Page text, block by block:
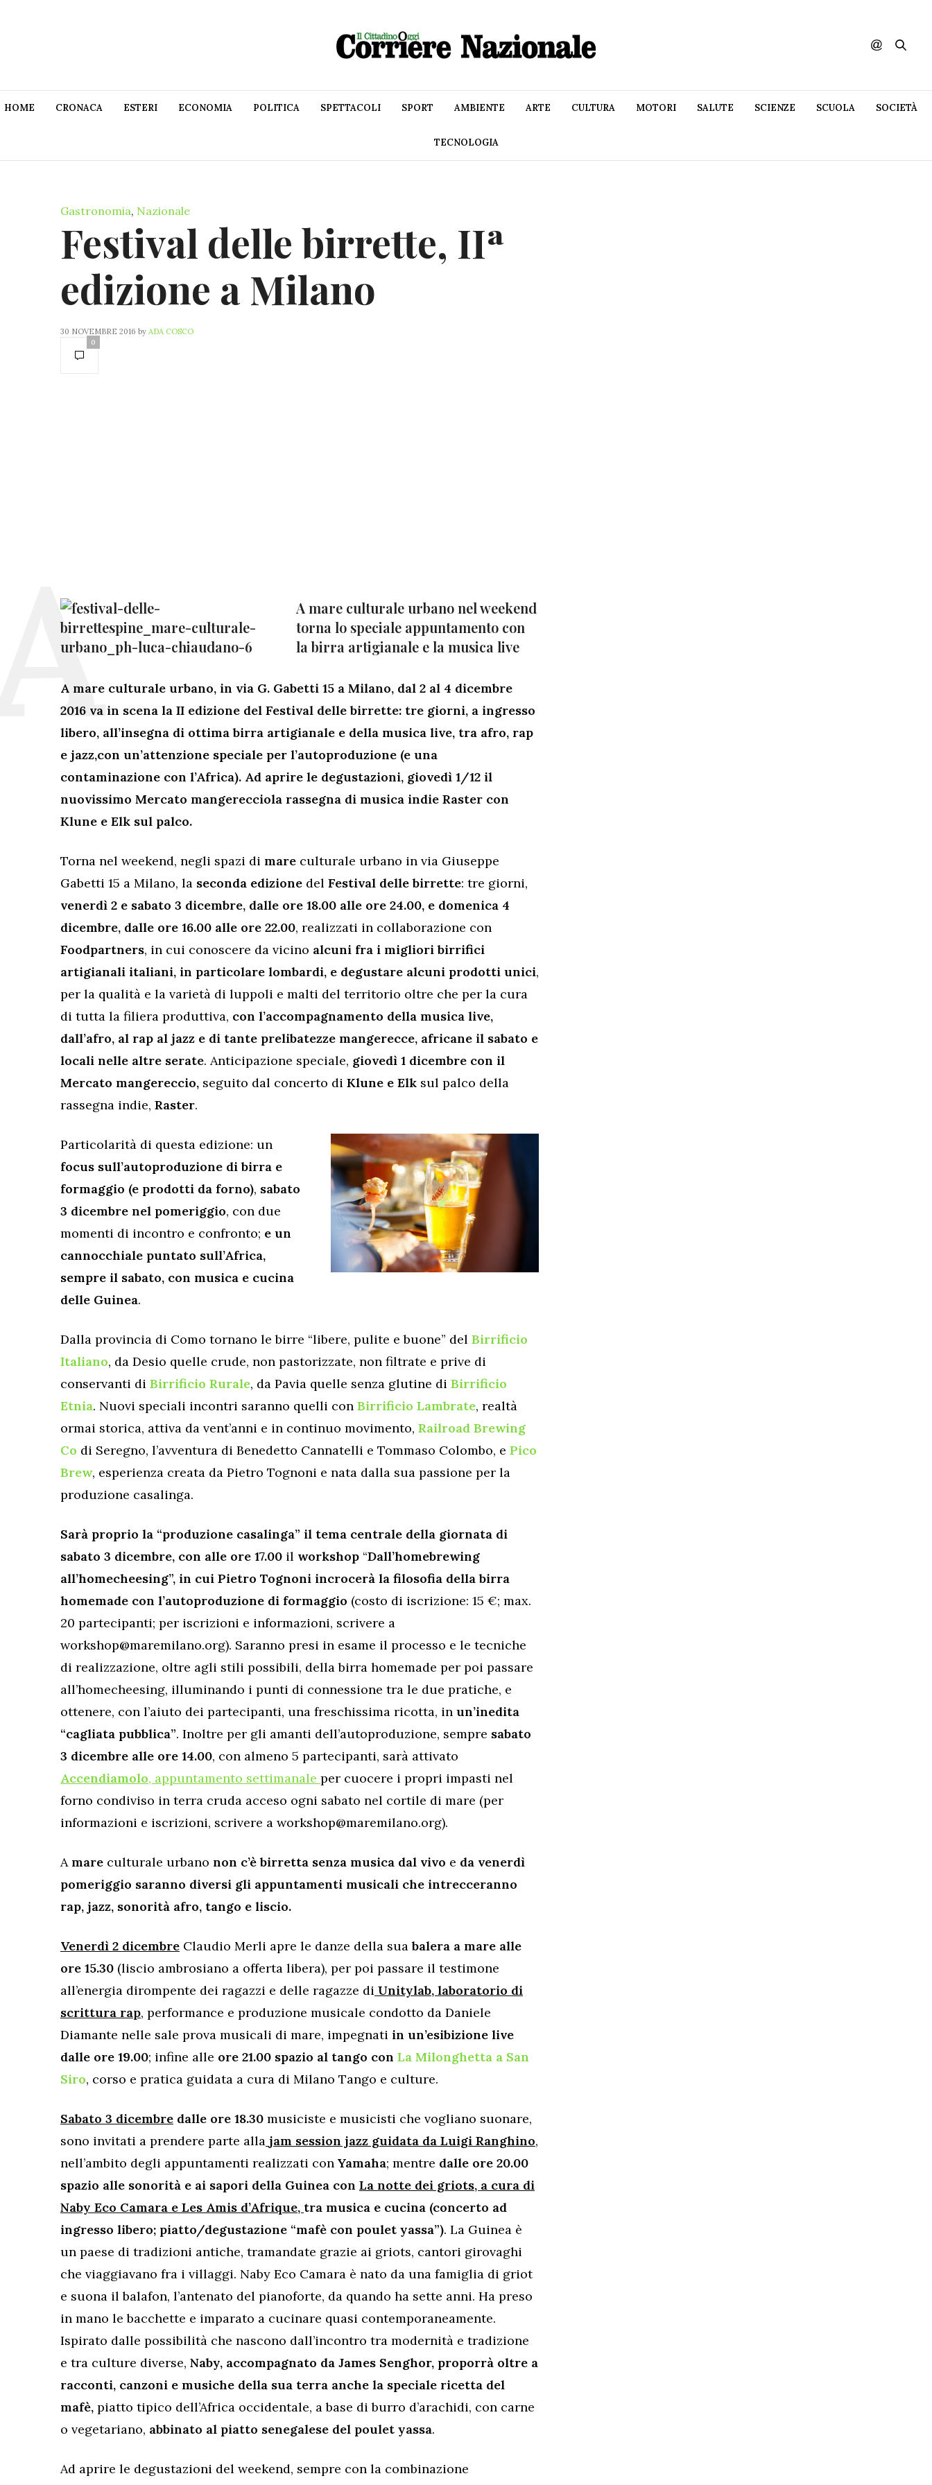
HOME CRONACA ESTERI ECONOMIA POLITICA SPETTACOLI SPORT AMBIENTE ARTE CULTURA MOTORI SALUTE SCIENZE SCUOLA SOCIETÀ
TECNOLOGIA
Gastronomia, Nazionale
Festival delle birrette, IIª
edizione a Milano
30 NOVEMBRE 2016 by ADA COSCO
0
A mare culturale urbano nel weekend
torna lo speciale appuntamento con
la birra artigianale e la musica live
A mare culturale urbano, in via G. Gabetti 15 a Milano, dal 2 al 4 dicembre
2016 va in scena la II edizione del Festival delle birrette: tre giorni, a ingresso
libero, all’insegna di ottima birra artigianale e della musica live, tra afro, rap
e jazz,con un’attenzione speciale per l’autoproduzione (e una
contaminazione con l’Africa). Ad aprire le degustazioni, giovedì 1/12 il
nuovissimo Mercato mangerecciola rassegna di musica indie Raster con
Klune e Elk sul palco.
Torna nel weekend, negli spazi di mare culturale urbano in via Giuseppe
Gabetti 15 a Milano, la seconda edizione del Festival delle birrette: tre giorni,
venerdì 2 e sabato 3 dicembre, dalle ore 18.00 alle ore 24.00, e domenica 4
dicembre, dalle ore 16.00 alle ore 22.00, realizzati in collaborazione con
Foodpartners, in cui conoscere da vicino alcuni fra i migliori birrifici
artigianali italiani, in particolare lombardi, e degustare alcuni prodotti unici,
per la qualità e la varietà di luppoli e malti del territorio oltre che per la cura
di tutta la filiera produttiva, con l’accompagnamento della musica live,
dall’afro, al rap al jazz e di tante prelibatezze mangerecce, africane il sabato e
locali nelle altre serate. Anticipazione speciale, giovedì 1 dicembre con il
Mercato mangereccio, seguito dal concerto di Klune e Elk sul palco della
rassegna indie, Raster.
Particolarità di questa edizione: un
focus sull’autoproduzione di birra e
formaggio (e prodotti da forno), sabato
3 dicembre nel pomeriggio, con due
momenti di incontro e confronto; e un
cannocchiale puntato sull’Africa,
sempre il sabato, con musica e cucina
delle Guinea.
Dalla provincia di Como tornano le birre “libere, pulite e buone” del Birrificio
Italiano, da Desio quelle crude, non pastorizzate, non filtrate e prive di
conservanti di Birrificio Rurale, da Pavia quelle senza glutine di Birrificio
Etnia. Nuovi speciali incontri saranno quelli con Birrificio Lambrate, realtà
ormai storica, attiva da vent’anni e in continuo movimento, Railroad Brewing
Co di Seregno, l’avventura di Benedetto Cannatelli e Tommaso Colombo, e Pico
Brew, esperienza creata da Pietro Tognoni e nata dalla sua passione per la
produzione casalinga.
Sarà proprio la “produzione casalinga” il tema centrale della giornata di
sabato 3 dicembre, con alle ore 17.00 il workshop “Dall’homebrewing
all’homecheesing”, in cui Pietro Tognoni incrocerà la filosofia della birra
homemade con l’autoproduzione di formaggio (costo di iscrizione: 15 €; max.
20 partecipanti; per iscrizioni e informazioni, scrivere a
workshop@maremilano.org). Saranno presi in esame il processo e le tecniche
di realizzazione, oltre agli stili possibili, della birra homemade per poi passare
all’homecheesing, illuminando i punti di connessione tra le due pratiche, e
ottenere, con l’aiuto dei partecipanti, una freschissima ricotta, in un’inedita
“cagliata pubblica”. Inoltre per gli amanti dell’autoproduzione, sempre sabato
3 dicembre alle ore 14.00, con almeno 5 partecipanti, sarà attivato
Accendiamolo, appuntamento settimanale per cuocere i propri impasti nel
forno condiviso in terra cruda acceso ogni sabato nel cortile di mare (per
informazioni e iscrizioni, scrivere a workshop@maremilano.org).
Amare culturale urbano non c’è birretta senza musica dal vivo e da venerdì
pomeriggio saranno diversi gli appuntamenti musicali che intrecceranno
rap, jazz, sonorità afro, tango e liscio.
Venerdì 2 dicembre Claudio Merli apre le danze della suabalera a mare alle
ore 15.30 (liscio ambrosiano a offerta libera), per poi passare il testimone
all’energia dirompente dei ragazzi e delle ragazze di Unitylab, laboratorio di
scrittura rap, performance e produzione musicale condotto da Daniele
Diamante nelle sale prova musicali di mare, impegnati in un’esibizione live
dalle ore 19.00; infine alle ore 21.00 spazio al tango con La Milonghetta a San
Siro, corso e pratica guidata a cura di Milano Tango e culture.
Sabato 3 dicembre dalle ore 18.30 musiciste e musicisti che vogliano suonare,
sono invitati a prendere parte alla jam session jazz guidata da Luigi Ranghino,
nell’ambito degli appuntamenti realizzati con Yamaha; mentre dalle ore 20.00
spazio alle sonorità e ai sapori della Guinea con La notte dei griots, a cura di
Naby Eco Camara e Les Amis d’Afrique, tra musica e cucina (concerto ad
ingresso libero; piatto/degustazione “mafè con poulet yassa”). La Guinea è
un paese di tradizioni antiche, tramandate grazie ai griots, cantori girovaghi
che viaggiavano fra i villaggi. Naby Eco Camara è nato da una famiglia di griot
e suona il balafon, l’antenato del pianoforte, da quando ha sette anni. Ha preso
in mano le bacchette e imparato a cucinare quasi contemporaneamente.
Ispirato dalle possibilità che nascono dall’incontro tra modernità e tradizione
e tra culture diverse, Naby, accompagnato da James Senghor, proporrà oltre a
racconti, canzoni e musiche della sua terra anche la speciale ricetta del
mafè, piatto tipico dell’Africa occidentale, a base di burro d’arachidi, con carne
o vegetariano, abbinato al piatto senegalese del poulet yassa.
Ad aprire le degustazioni del weekend, sempre con la combinazione